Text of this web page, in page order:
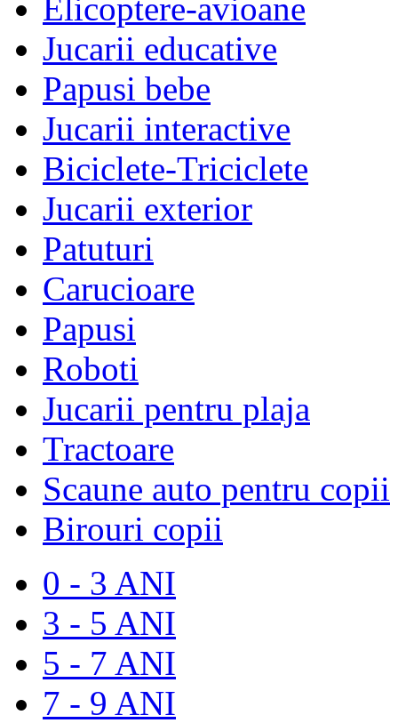
Elicoptere-avioane
Jucarii educative
Papusi bebe
Jucarii interactive
Biciclete-Triciclete
Jucarii exterior
Patuturi
Carucioare
Papusi
Roboti
Jucarii pentru plaja
Tractoare
Scaune auto pentru copii
Birouri copii
0 - 3 ANI
3 - 5 ANI
5 - 7 ANI
7 - 9 ANI